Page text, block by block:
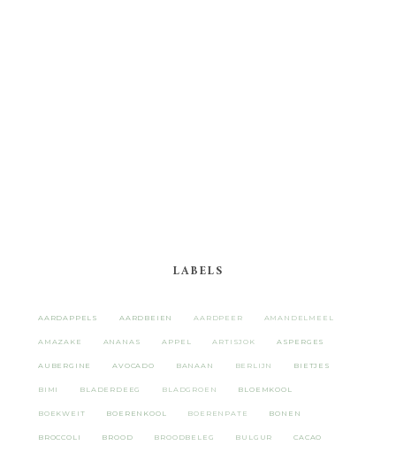
LABELS
AARDAPPELS AARDBEIEN AARDPEER AMANDELMEEL
AMAZAKE ANANAS APPEL ARTISJOK ASPERGES
AUBERGINE AVOCADO BANAAN BERLIJN BIETJES
BIMI BLADERDEEG BLADGROEN BLOEMKOOL
BOEKWEIT BOERENKOOL BOERENPATE BONEN
BROCCOLI BROOD BROODBELEG BULGUR CACAO